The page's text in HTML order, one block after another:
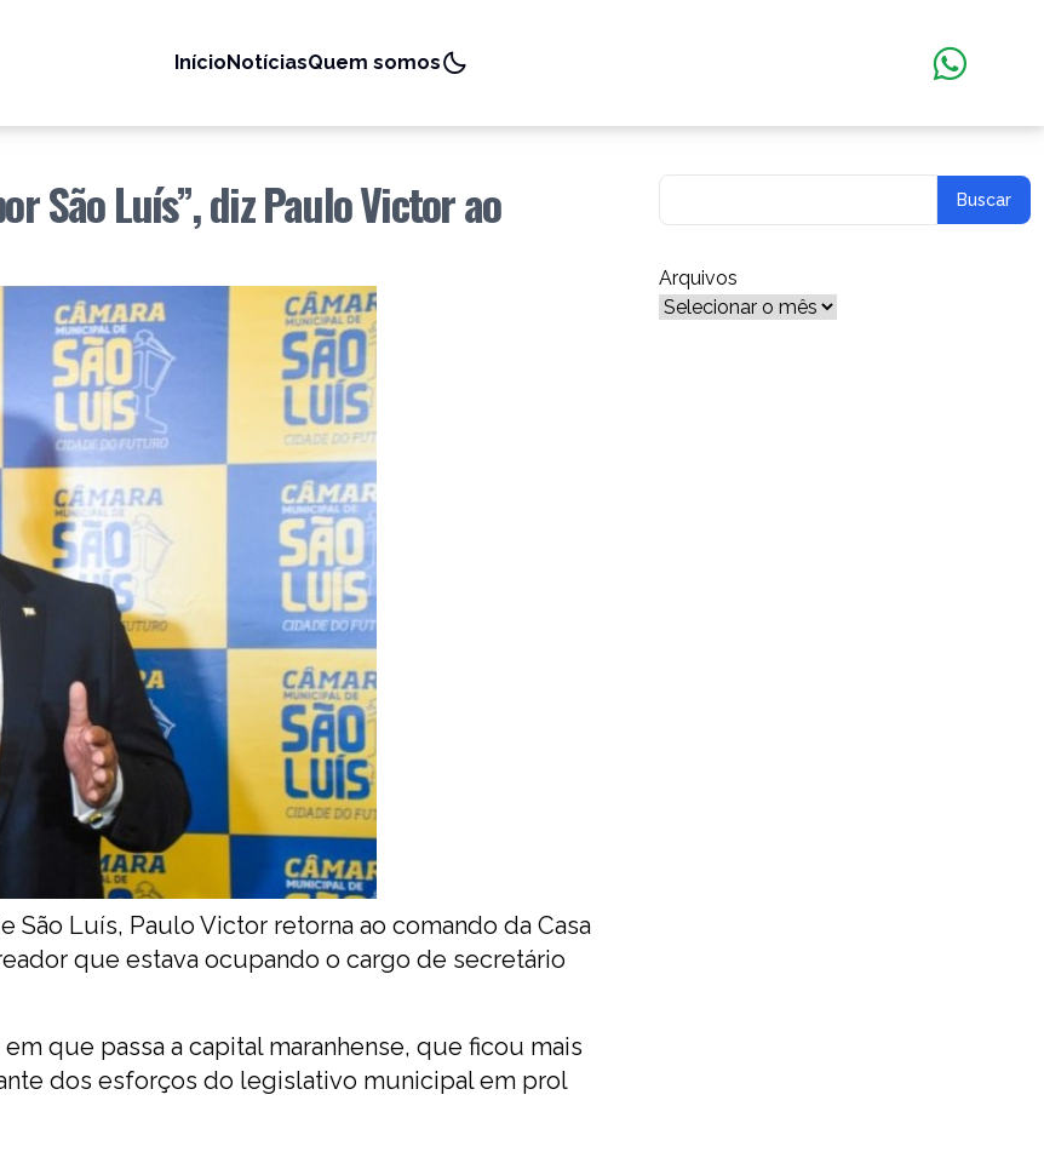
InícioNotíciasQuem somos
São Luís”, diz Paulo Victor ao
Luís, Paulo Victor retorna ao comando da Casa
que estava ocupando o cargo de secretário
que passa a capital maranhense, que ficou mais
dos esforços do legislativo municipal em prol
Arquivos
Arquivos